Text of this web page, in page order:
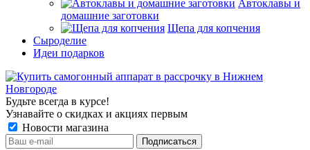
Автоклавы и
домашние заготовки
Щепа для копчения
Сыроделие
Идеи подарков
Будьте всегда в курсе!
Узнавайте о скидках и акциях первым
Новости магазина